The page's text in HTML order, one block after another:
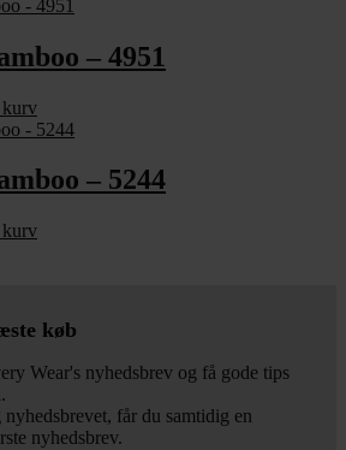
– 4951
– 5244
køb
Wear's nyhedsbrev og få gode tips
får du samtidig en
nyhedsbrev.